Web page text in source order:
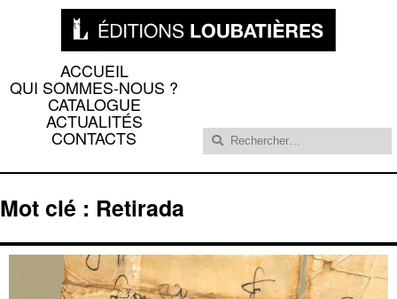
ACCUEIL
QUI SOMMES-NOUS ?
CATALOGUE
ACTUALITÉS
CONTACTS Rechercher :
Mot clé : Retirada